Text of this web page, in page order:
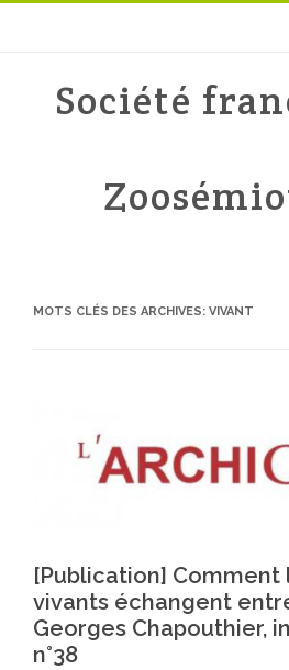
Société
MOTS CLÉS DES ARCHIVES: VIVANT
[Publication] Comment
vivants échangent
Georges Chapouthier,
n°38